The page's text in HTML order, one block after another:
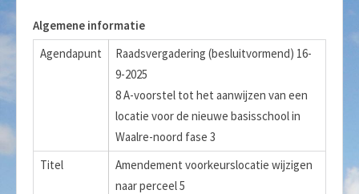
Algemene informatie
Agendapunt
Raadsvergadering (besluitvormend) 16-
9-2025
8 A-voorstel tot het aanwijzen van een
locatie voor de nieuwe basisschool in
Waalre-noord fase 3
Titel
Amendement voorkeurslocatie wijzigen
naar perceel 5